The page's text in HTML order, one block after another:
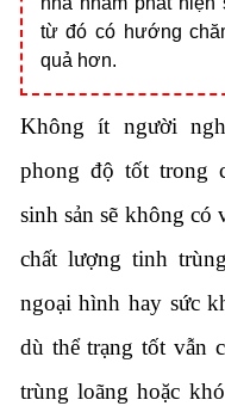
từ đó có hướng
quả hơn.
Không ít người
phong độ tốt trong
sinh sản sẽ không có
chất lượng tinh
ngoại hình hay sức
dù thể trạng tốt vẫn
trùng loãng hoặc